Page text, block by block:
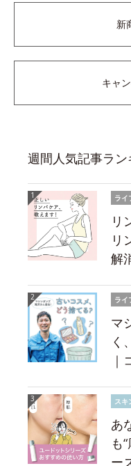
新
キャ
週間人気記事ラ
ライ
リ
リ
解
ライ
マ
く
スキ
あ
も
ー